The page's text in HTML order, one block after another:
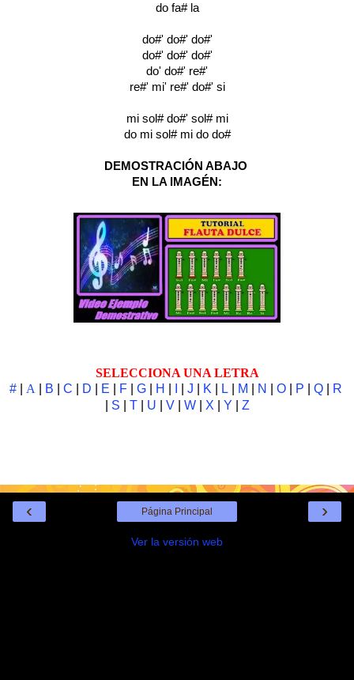
do fa# la
do#' do#' do#'
do#' do#' do#'
do' do#' re#'
re#' mi' re#' do#' si
mi sol# do#' sol# mi
do mi sol# mi do do#
DEMOSTRACIÓN ABAJO
EN LA IMAGÉN:
SELECCIONA UNA LETRA
#| A B C D E F G H J K L M N O P Q
R
S T U V W X Y Z
‹ ›
Página Principal
Ver la versión web